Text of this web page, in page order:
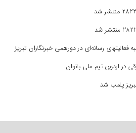
فعالیتهای رسانه‌ای در دورهمی خبرنگاران تبریز
در اردوی تیم ملی بانوان
پلمب شد